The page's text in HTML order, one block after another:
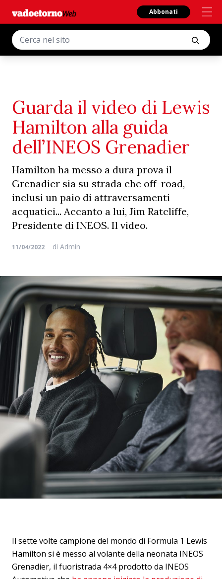
Abbonati
Guarda il video di Lewis
Hamilton alla guida
dell’INEOS Grenadier
Hamilton ha messo a dura prova il
Grenadier sia su strada che off-road,
inclusi un paio di attraversamenti
acquatici... Accanto a lui, Jim Ratcliffe,
Presidente di INEOS. Il video.
11/04/2022 di Admin
Il sette volte campione del mondo di Formula 1 Lewis
Hamilton si è messo al volante della neonata INEOS
Grenadier, il fuoristrada 4×4 prodotto da INEOS